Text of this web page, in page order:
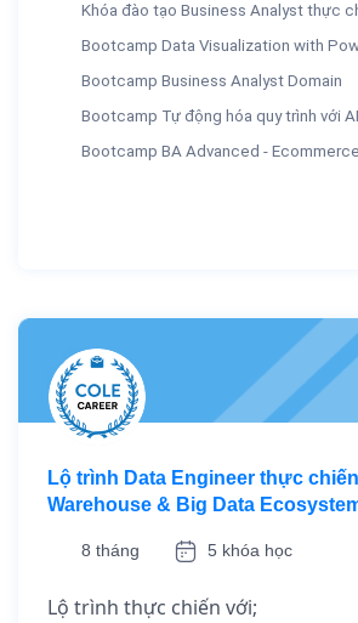
Khóa đào tạo Business Analyst thực
Bootcamp Data Visualization with
Bootcamp Business Analyst Domain
Bootcamp Tự động hóa quy trình với
Bootcamp BA Advanced - Ecommerce
Lộ trình Data Engineer thực
Warehouse & Big Data
8 tháng 5 khóa học
Lộ trình thực chiến với;